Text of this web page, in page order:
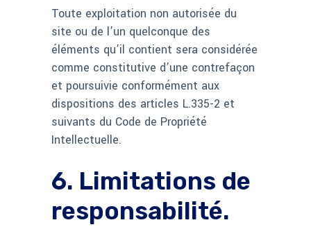
Toute exploitation non autorisée du
site ou de l’un quelconque des
éléments qu’il contient sera considérée
comme constitutive d’une contrefaçon
et poursuivie conformément aux
dispositions des articles L.335-2 et
suivants du Code de Propriété
Intellectuelle.
6. Limitations de
responsabilité.